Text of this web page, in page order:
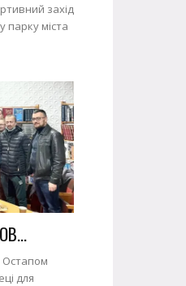
захід
парку міста
Остапом
для